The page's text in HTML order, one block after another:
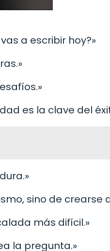
a escribir hoy?»
es la clave del
sino de crearse
más difícil.»
la pregunta.»